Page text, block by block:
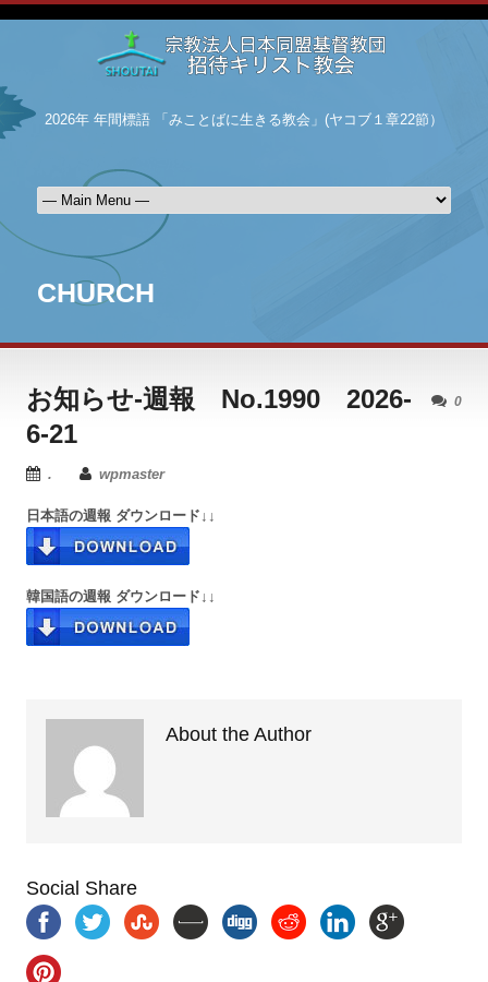
2026年 年間標語 「みことばに生きる教会」(ヤコブ１章22節）
CHURCH
0
お知らせ-週報 No.1990 2026-
6-21
. wpmaster
日本語の週報 ダウンロード↓↓
韓国語の週報 ダウンロード↓↓
About the Author
Social Share